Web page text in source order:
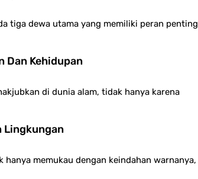
tiga dewa utama yang memiliki peran penting
Dan Kehidupan
di dunia alam, tidak hanya karena
Lingkungan
memukau dengan keindahan warnanya,